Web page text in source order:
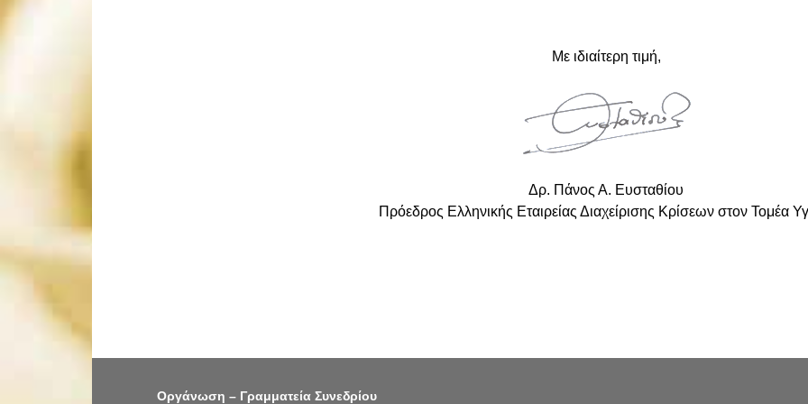
Με ιδιαίτερη τιμή,
Δρ. Πάνος Α. Ευσταθίου
Πρόεδρος Ελληνικής Εταιρείας Διαχείρισης Κρίσεων στον Τομέα
Οργάνωση – Γραμματεία Συνεδρίου